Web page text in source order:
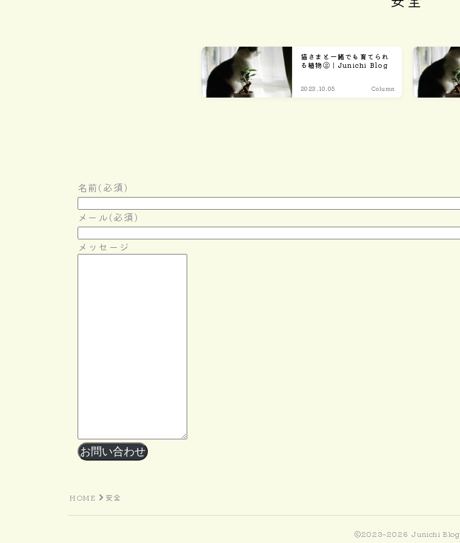
猫さまと一緒でも育てられ
る植物②｜Junichi Blog
2023.10.05 Column
名前(必須)
メール(必須)
メッセージ
お問い合わせ
HOME 安全
2023–2026 Junichi Blog